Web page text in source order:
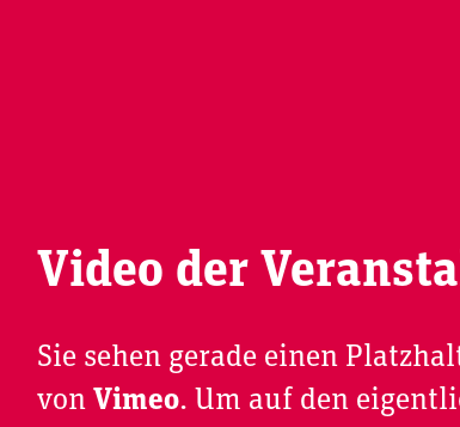
Video der
Sie sehen gerade einen
von Vimeo. Um auf den